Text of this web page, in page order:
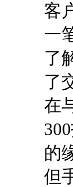
客
一
了
了
在
的
但